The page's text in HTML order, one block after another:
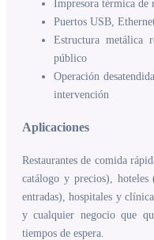
Impresora térmica de
Puertos USB,
Estructura metálica
público
Operación
intervención
Aplicaciones
Restaurantes de comida
catálogo y precios), hoteles
entradas), hospitales y
y cualquier negocio que
tiempos de espera.